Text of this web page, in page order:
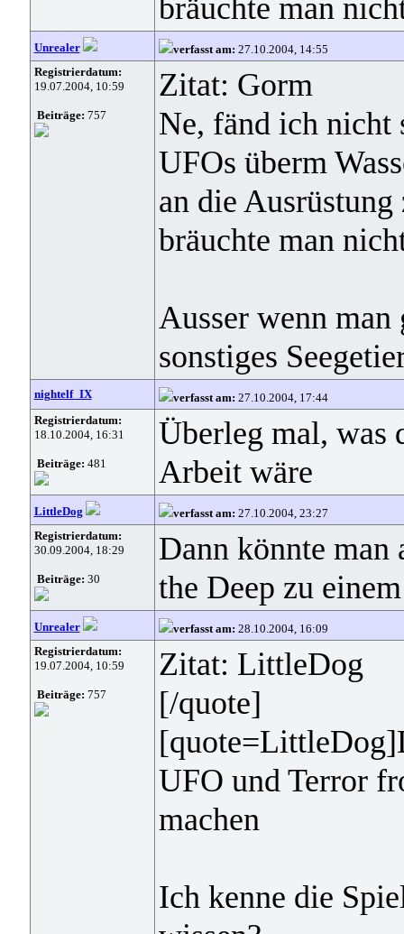
bräuchte man
Unrealer verfasst am: 27.10.2004, 14:55
Registrierdatum:
19.07.2004, 10:59
Beiträge: 757
Zitat: Gorm
Ne, fänd ich nicht
UFOs überm
an die
bräuchte man
Ausser wenn
sonstiges
nightelf_IX verfasst am: 27.10.2004, 17:44
Registrierdatum:
18.10.2004, 16:31
Beiträge: 481
Überleg mal, was
Arbeit wäre
LittleDog verfasst am: 27.10.2004, 23:27
Registrierdatum:
30.09.2004, 18:29
Beiträge: 30
Dann könnte
the Deep zu
Unrealer verfasst am: 28.10.2004, 16:09
Registrierdatum:
19.07.2004, 10:59
Beiträge: 757
Zitat: LittleDog
[/quote]
UFO und Terror
machen
Ich kenne die